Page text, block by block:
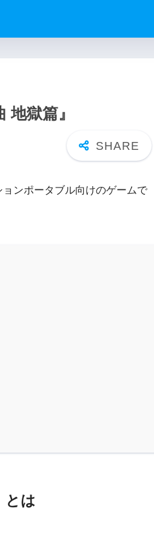
獄篇』
ンポータブル向けのゲームで
とは